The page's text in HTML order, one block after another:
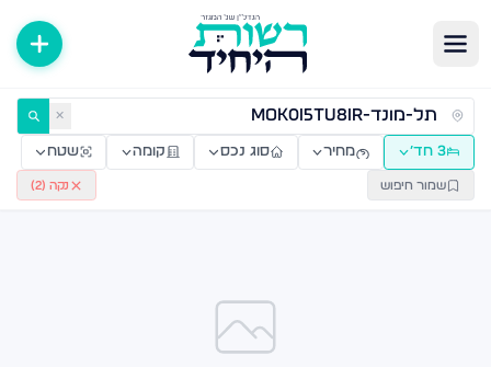
דירות למכירה ולהשכרה — רשות היחיד ✕
3 חד׳ מחיר סוג נכס קומה שטח
שמור חיפוש נקה (2
)